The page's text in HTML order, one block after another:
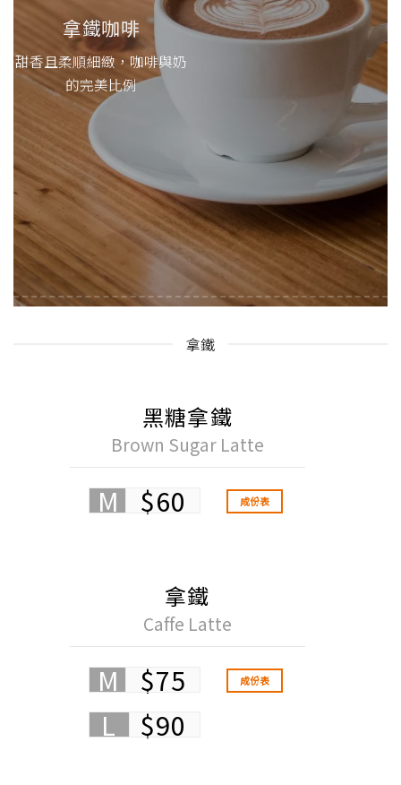
拿鐵咖啡
甜香且柔順細緻，咖啡與奶
的完美比例
拿鐵
黑糖拿鐵
Brown Sugar Latte
M $60 成份表
拿鐵
Caffe Latte
M $75
$90
L
成份表